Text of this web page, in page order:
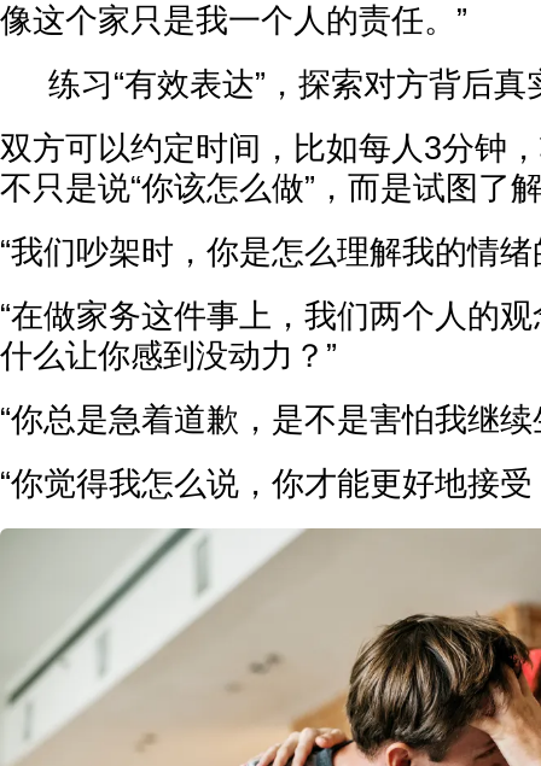
像这个家只是我一个人的责任。”
练习“有效表达”，探索对方背后真
双方可以约定时间，比如每人3分钟
不只是说“你该怎么做”，而是试图了
“我们吵架时，你是怎么理解我的情绪
“在做家务这件事上，我们两个人的
什么让你感到没动力？”
“你总是急着道歉，是不是害怕我继续
“你觉得我怎么说，你才能更好地接受